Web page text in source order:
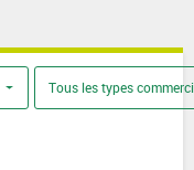
Tous les types